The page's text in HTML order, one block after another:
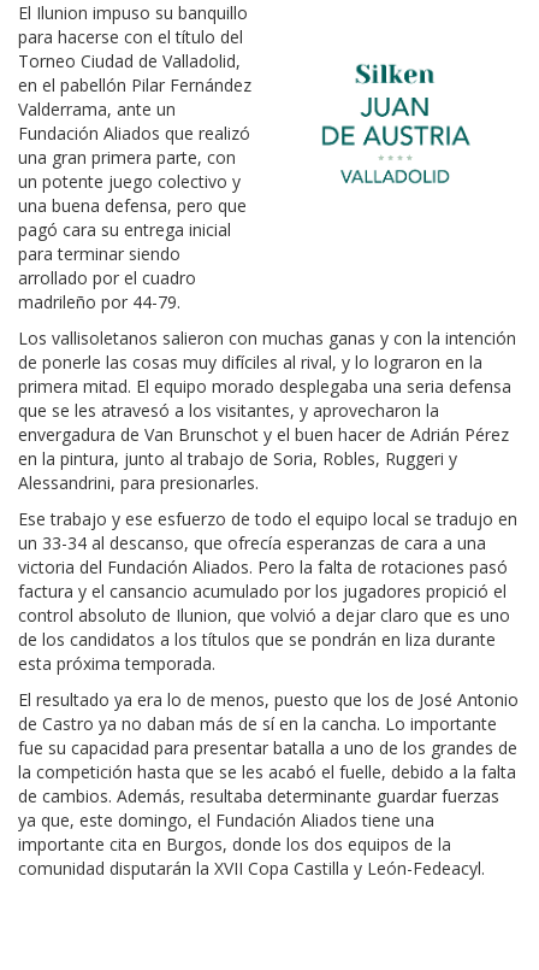
El Ilunion impuso su banquillo
para hacerse con el título del
Torneo Ciudad de Valladolid,
en el pabellón Pilar Fernández
Valderrama, ante un
Fundación Aliados que realizó
una gran primera parte, con
un potente juego colectivo y
una buena defensa, pero que
pagó cara su entrega inicial
para terminar siendo
arrollado por el cuadro
madrileño por 44-79.
Los vallisoletanos salieron con muchas ganas y con la intención
de ponerle las cosas muy difíciles al rival, y lo lograron en la
primera mitad. El equipo morado desplegaba una seria defensa
que se les atravesó a los visitantes, y aprovecharon la
envergadura de Van Brunschot y el buen hacer de Adrián Pérez
en la pintura, junto al trabajo de Soria, Robles, Ruggeri y
Alessandrini, para presionarles.
Ese trabajo y ese esfuerzo de todo el equipo local se tradujo en
un 33-34 al descanso, que ofrecía esperanzas de cara a una
victoria del Fundación Aliados. Pero la falta de rotaciones pasó
factura y el cansancio acumulado por los jugadores propició el
control absoluto de Ilunion, que volvió a dejar claro que es uno
de los candidatos a los títulos que se pondrán en liza durante
esta próxima temporada.
El resultado ya era lo de menos, puesto que los de José Antonio
de Castro ya no daban más de sí en la cancha. Lo importante
fue su capacidad para presentar batalla a uno de los grandes de
la competición hasta que se les acabó el fuelle, debido a la falta
de cambios. Además, resultaba determinante guardar fuerzas
ya que, este domingo, el Fundación Aliados tiene una
importante cita en Burgos, donde los dos equipos de la
comunidad disputarán la XVII Copa Castilla y León-Fedeacyl.